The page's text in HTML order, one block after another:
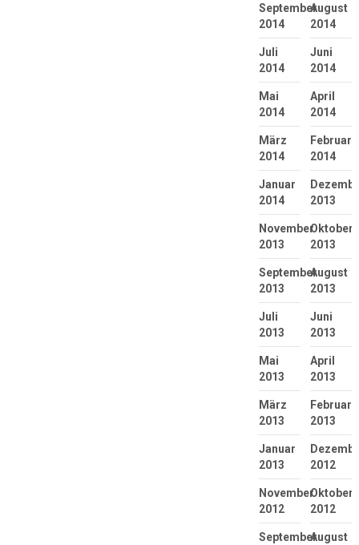
September
2014
August
2014
Juli
2014
Juni
2014
Mai
2014
April
2014
März
2014
Februar
2014
Januar
2014
2013
November
2013
Oktober
2013
September
2013
August
2013
Juli
2013
Juni
2013
Mai
2013
April
2013
März
2013
Februar
2013
Januar
2013
2012
November
2012
Oktober
2012
SeptemberAugust